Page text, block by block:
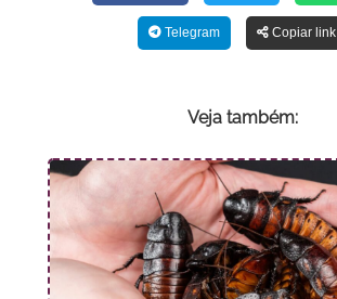
Telegram Copiar link
Veja também: